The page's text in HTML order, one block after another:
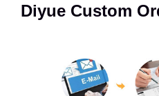
Diyue Custom